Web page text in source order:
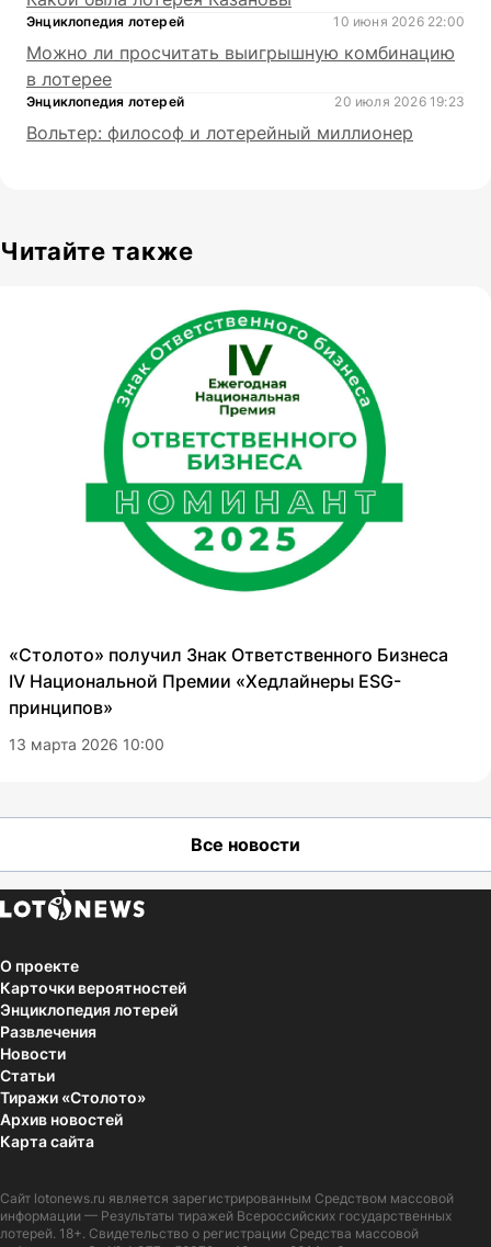
Энциклопедия лотерей 10 июня 2026 22:00
Можно ли просчитать выигрышную комбинацию
в лотерее
Энциклопедия лотерей 20 июля 2026 19:23
Вольтер: философ и лотерейный миллионер
Читайте также
«Столото» получил Знак Ответственного Бизнеса
IV Национальной Премии «Хедлайнеры ESG-
принципов»
13 марта 2026 10:00
Все новости
О проекте
Карточки вероятностей
Энциклопедия лотерей
Развлечения
Новости
Статьи
Тиражи «Столото»
Архив новостей
Карта сайта
Сайт lotonews.ru является зарегистрированным Средством массовой
информации — Результаты тиражей Всероссийских государственных
лотерей. 18+. Свидетельство о регистрации Средства массовой